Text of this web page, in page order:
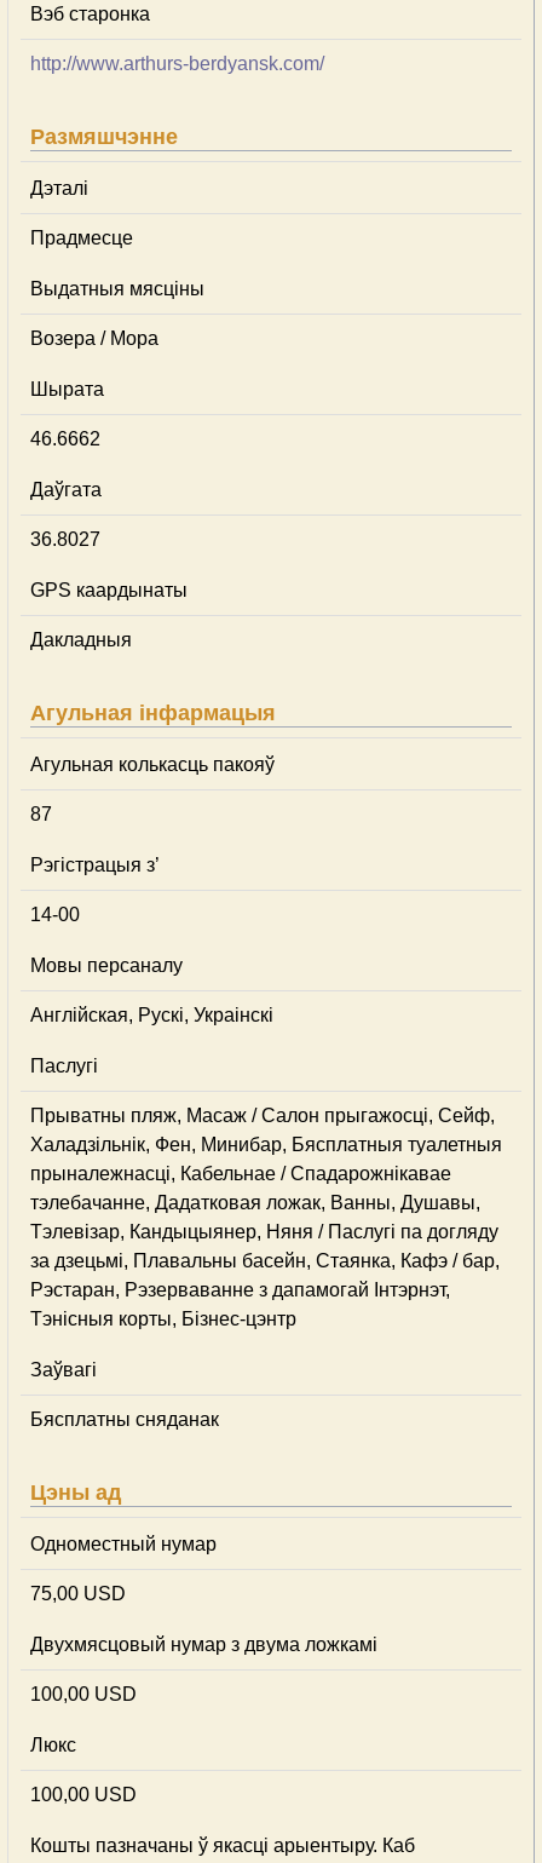
Вэб старонка
http://www.arthurs-berdyansk.com/
Размяшчэнне
Дэталі
Прадмесце
Выдатныя мясціны
Возера / Мора
Шырата
46.6662
Даўгата
36.8027
GPS каардынаты
Дакладныя
Агульная інфармацыя
Агульная колькасць пакояў
87
Рэгістрацыя з’
14-00
Мовы персаналу
Англійская, Рускі, Украінскі
Паслугі
Прыватны пляж, Масаж / Салон прыгажосці, Сейф,
Халадзільнік, Фен, Минибар, Бясплатныя туалетныя
прыналежнасці, Кабельнае / Спадарожнiкавае
тэлебачанне, Дадатковая ложак, Ванны, Душавы,
Тэлевізар, Кандыцыянер, Няня / Паслугі па догляду
за дзецьмі, Плавальны басейн, Стаянка, Кафэ / бар,
Рэстаран, Рэзерваванне з дапамогай Інтэрнэт,
Тэнісныя корты, Бізнес-цэнтр
Заўвагі
Бясплатны сняданак
Цэны ад
Одноместный нумар
75,00 USD
Двухмясцовый нумар з двума ложкамі
100,00 USD
Люкс
100,00 USD
Кошты пазначаны ў якасці арыентыру. Каб